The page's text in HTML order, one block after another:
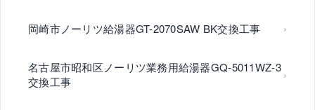
岡崎市ノーリツ給湯器GT-2070SAW BK交換工事
名古屋市昭和区ノーリツ業務用給湯器GQ-5011WZ-3
交換工事